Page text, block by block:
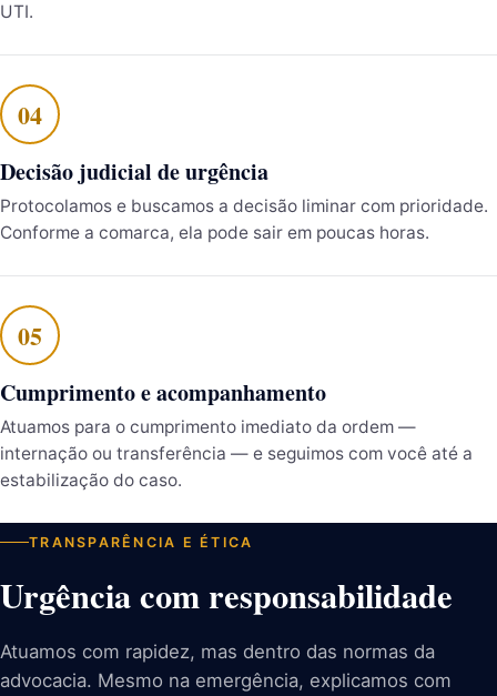
UTI.
Decisão judicial de urgência
Protocolamos e buscamos a decisão liminar com prioridade.
Conforme a comarca, ela pode sair em poucas horas.
Cumprimento e acompanhamento
Atuamos para o cumprimento imediato da ordem —
internação ou transferência — e seguimos com você até a
estabilização do caso.
TRANSPARÊNCIA E ÉTICA
Urgência com responsabilidade
Atuamos com rapidez, mas dentro das normas da
advocacia. Mesmo na emergência, explicamos com